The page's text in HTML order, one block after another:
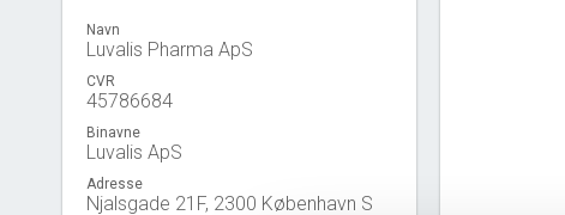
Navn
Luvalis Pharma ApS
CVR
45786684
Binavne
Luvalis ApS
Adresse
Njalsgade 21F, 2300 København S